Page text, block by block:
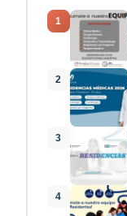
1
2
3
4